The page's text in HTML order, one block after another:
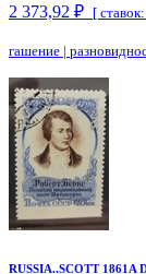
2 373,92 ₽ [ ставок:
гашение |
RUSSIA..SCOTT 1861A